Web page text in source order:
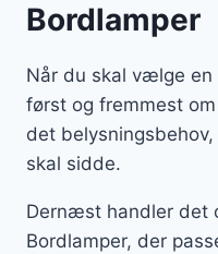
Bordlamper
Når du skal vælge en
først og fremmest
det
skal sidde.
Dernæst handler det
Bordlamper, der